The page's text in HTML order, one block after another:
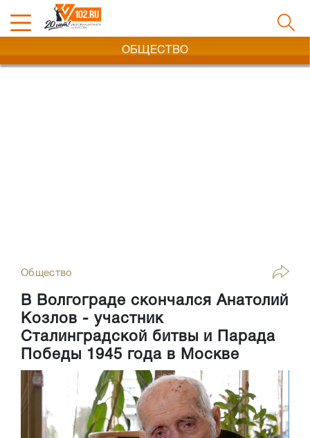
ОБЩЕСТВО
Общество
В Волгограде скончался Анатолий
Козлов - участник
Сталинградской битвы и Парада
Победы 1945 года в Москве